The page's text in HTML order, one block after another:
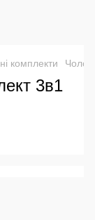
комплекти
3в1